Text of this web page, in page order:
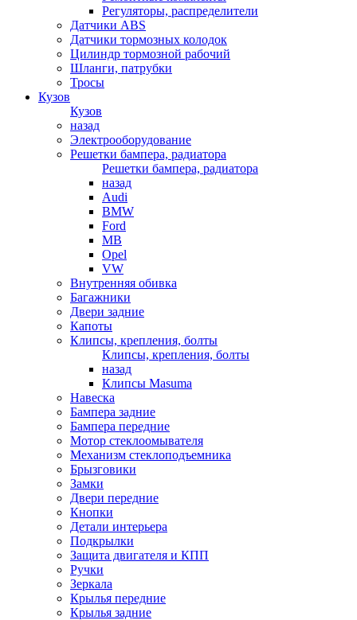
Регуляторы, распределители
Датчики ABS
Датчики тормозных колодок
Цилиндр тормозной рабочий
Шланги, патрубки
Тросы
Кузов
Кузов
назад
Электрооборудование
Решетки бампера, радиатора
Решетки бампера, радиатора
назад
Audi
BMW
Ford
MB
Opel
VW
Внутренняя обивка
Багажники
Двери задние
Капоты
Клипсы, крепления, болты
Клипсы, крепления, болты
назад
Клипсы Masuma
Навеска
Бампера задние
Бампера передние
Мотор стеклоомывателя
Механизм стеклоподъемника
Брызговики
Замки
Двери передние
Кнопки
Детали интерьера
Подкрылки
Защита двигателя и КПП
Ручки
Зеркала
Крылья передние
Крылья задние